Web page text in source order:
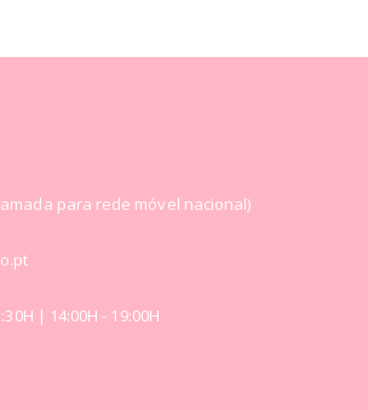
para rede móvel nacional)
| 14:00H - 19:00H